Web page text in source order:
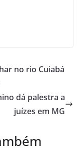
no rio Cuiabá
dá palestra a
juízes em MG